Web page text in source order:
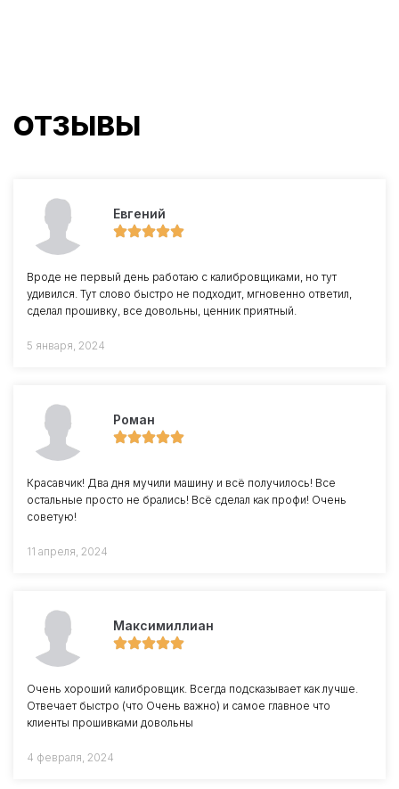
ОТЗЫВЫ
Евгений
Вроде не первый день работаю с калибровщиками, но тут
удивился. Тут слово быстро не подходит, мгновенно ответил,
сделал прошивку, все довольны, ценник приятный.
5 января, 2024
Роман
Красавчик! Два дня мучили машину и всё получилось! Все
остальные просто не брались! Всё сделал как профи! Очень
советую!
11 апреля, 2024
Максимиллиан
Очень хороший калибровщик. Всегда подсказывает как лучше.
Отвечает быстро (что Очень важно) и самое главное что
клиенты прошивками довольны
4 февраля, 2024